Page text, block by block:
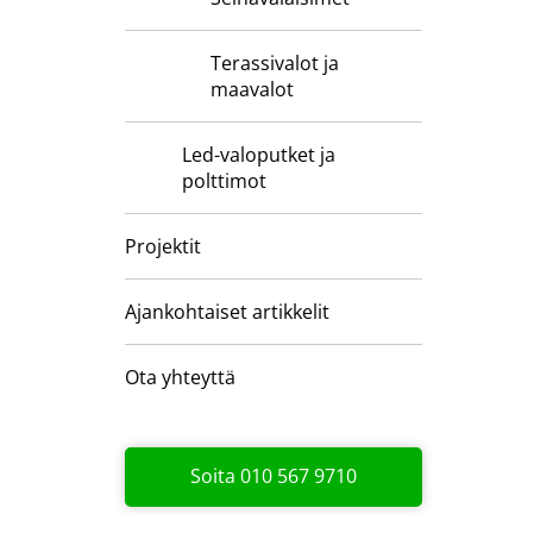
Terassivalot ja
maavalot
Led-valoputket ja
polttimot
Projektit
Ajankohtaiset artikkelit
Ota yhteyttä
Soita 010 567 9710